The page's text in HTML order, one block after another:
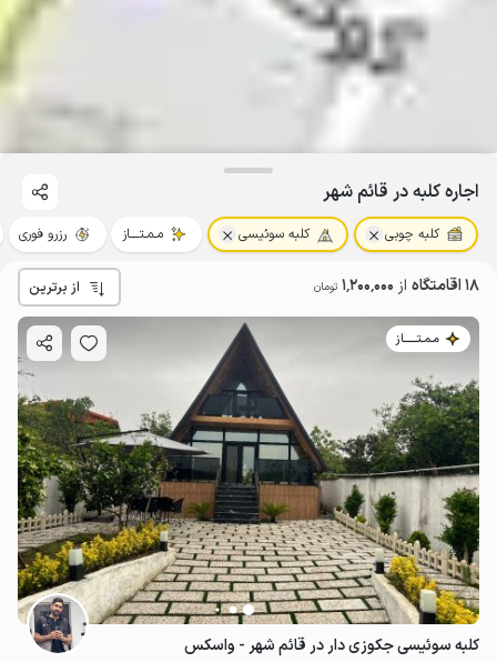
اجاره کلبه در قائم شهر
کلبه چوبی کلبه سوئیسی مـمـتــــاز رزرو فوری
18 اقامتگاه از 1٬200٬000 تومان از برترین
مـمـتــــــاز
کلبه سوئیسی جکوزی دار در قائم شهر - واسکس